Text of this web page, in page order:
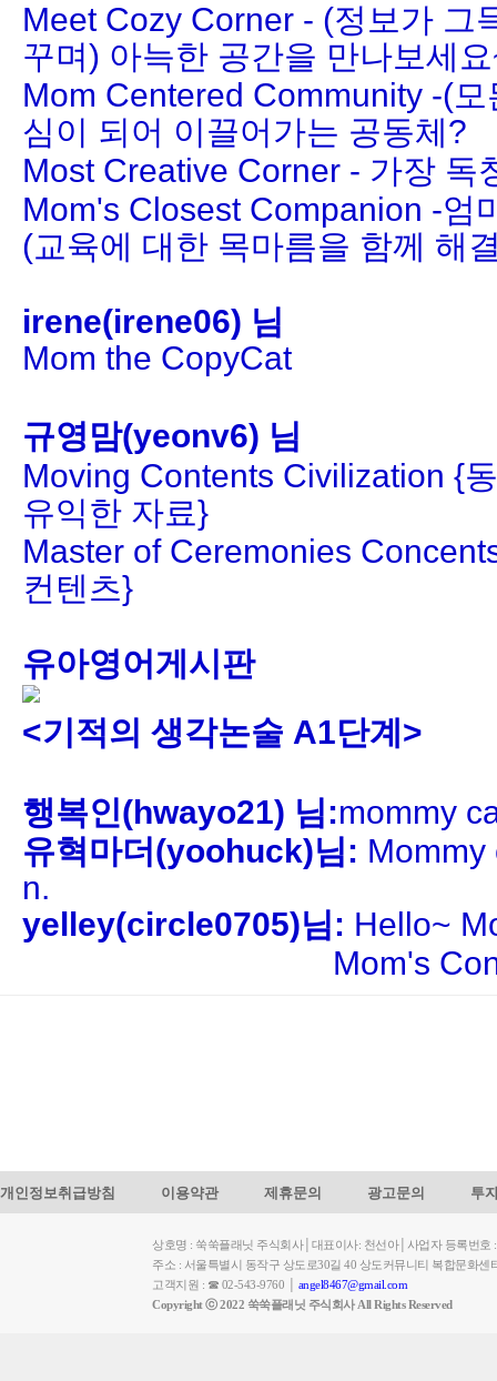
Meet Cozy Corner - (정보가 그
꾸며) 아늑한 공간을 만나보세
Mom Centered Community -(
심이 되어 이끌어가는 공동체?
Most Creative Corner - 가장 독
Mom's Closest Companion -엄
(교육에 대한 목마름을 함께 해
irene(irene06) 님
Mom the CopyCat
규영맘(yeonv6) 님
Moving Contents Civilization {
유익한 자료}
Master of Ceremonies
컨텐츠}
유아영어게시판
<기적의 생각논술 A1단계>
행복인(hwayo21) 님:mommy
유혁마더(yoohuck)님:
n.
yelley(circle0705)님: Hello~
Mom's
개인정보취급방침 이용약관 제휴문의 광고문의 투
상호명 : 쑥쑥플래닛 주식회사│대표이사: 천선아│사업자 등록번호
주소 : 서울특별시 동작구 상도로30길 40 상도커뮤니티 복합문화
고객지원 : ☎ 02-543-9760 │ angel8467@gmail.com
Copyright ⓒ 2022 쑥쑥플래닛 주식회사 All Rights Reserved